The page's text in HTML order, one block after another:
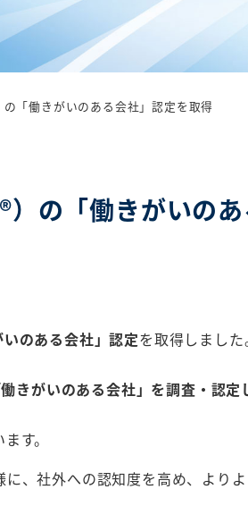
「働きがいのある会社」認定を取得
の「働きがいの
のある会社」認定を取得しました
きがいのある会社」を調査・認定
す。
、社外への認知度を高め、より